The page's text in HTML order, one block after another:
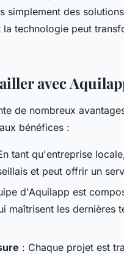
simplement des
technologie peut
avec
de nombreux
bénéfices :
tant qu'entreprise
et peut offrir un
d'Aquilapp est
maîtrisent les dernières
: Chaque projet est